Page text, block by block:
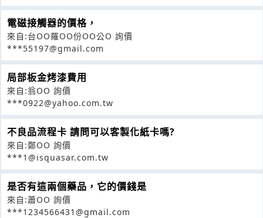
電磁接觸器的價格，
來自:台OO羅OO份OO公O 詢價
***55197@gmail.com
局部板金烤漆費用
來自:翁OO 詢價
***0922@yahoo.com.tw
不良品流程卡 請問可以客製化紙卡嗎?
來自:鄭OO 詢價
***1@isquasar.com.tw
是否有這兩個藥品，它的價錢是
來自:蕭OO 詢價
***1234566431@gmail.com